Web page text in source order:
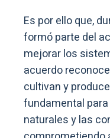
Es por ello que,
formó parte del
mejorar los
acuerdo
cultivan y
fundamental
naturales y las